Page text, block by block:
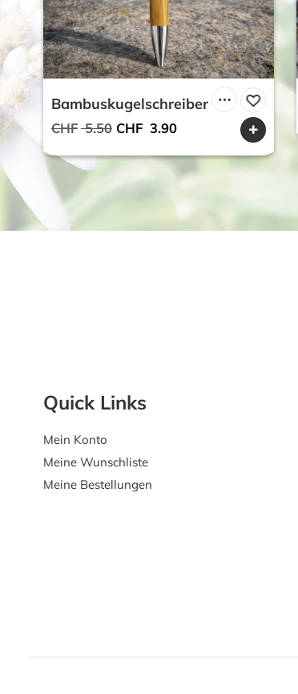
Bambuskugelschreiber
CHF 5.50 Ursprünglicher
war:
CHF 5.50
CHF 3.90Aktueller
Quick Links
Mein Konto
Meine Wunschliste
Meine Bestellungen